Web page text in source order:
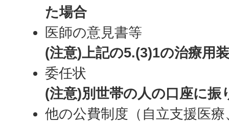
た場合
医師の意見書等
(注意)上記の5.(3)1の治療用
委任状
(注意)別世帯の人の口座に振
他の公費制度（自立支援医